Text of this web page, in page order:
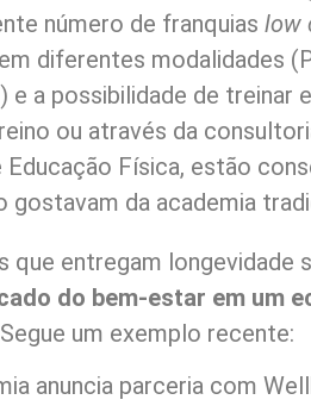
número de franquias low
diferentes modalidades
e a possibilidade de treinar
ou através da
Física, estão
gostavam da academia
que entregam longevidade
do bem-estar em um
um exemplo recente:
anuncia parceria com